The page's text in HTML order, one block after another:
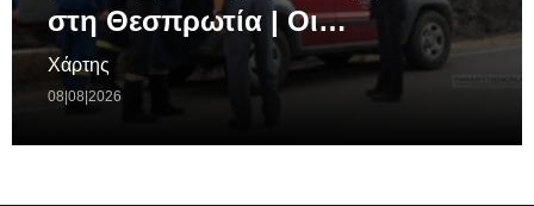
στη Θεσπρωτία | Οι…
Χάρτης
08|08|2026